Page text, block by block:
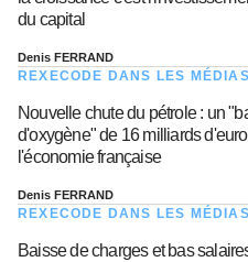
du capital
Denis FERRAND
REXECODE DANS LES MÉDIAS
Nouvelle chute du pétrole : un
d'oxygène" de 16 milliards
l'économie française
Denis FERRAND
REXECODE DANS LES MÉDIAS
Baisse de charges et bas